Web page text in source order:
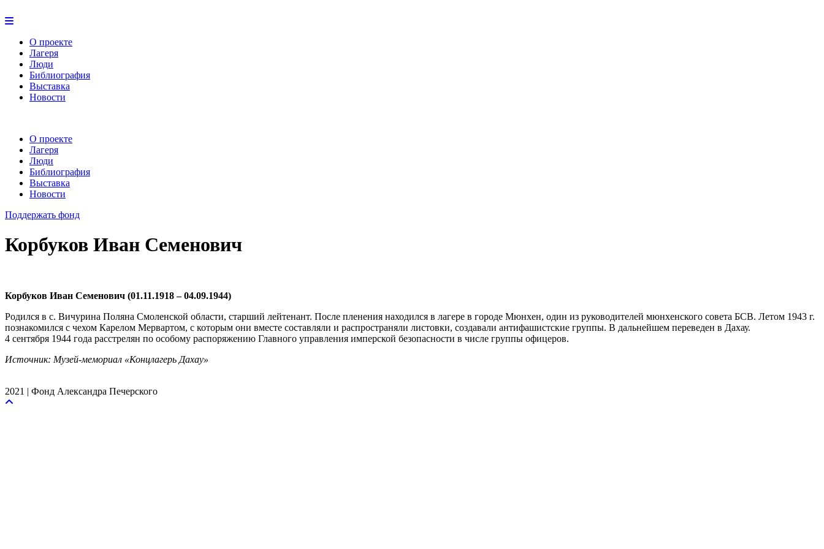
О проекте
Лагеря
Люди
Библиография
Выставка
Новости
О проекте
Лагеря
Люди
Библиография
Выставка
Новости
Поддержать фонд
Корбуков Иван Семенович
Корбуков Иван Семенович (01.11.1918 – 04.09.1944)
Родился в с. Вичурина Поляна Смоленской области, старший лейтенант. После пленения находился в лагере в городе Мюнхен, один из руководителей мюнхенского совета БСВ. Летом 1943 г.
познакомился с чехом Карелом Мервартом, с которым они вместе составляли и распространяли листовки, создавали антифашистские группы. В дальнейшем переведен в Дахау.
4 сентября 1944 года расстрелян по особому распоряжению Главного управления имперской безопасности в числе группы офицеров.
Источник: Музей-мемориал «Концлагерь Дахау»
2021 | Фонд Александра Печерского